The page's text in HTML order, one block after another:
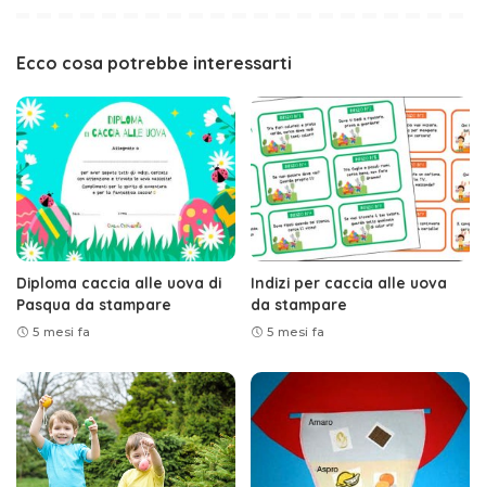
Ecco cosa potrebbe interessarti
Diploma caccia alle uova di
Pasqua da stampare
5 mesi fa
Indizi per caccia alle uova
da stampare
5 mesi fa